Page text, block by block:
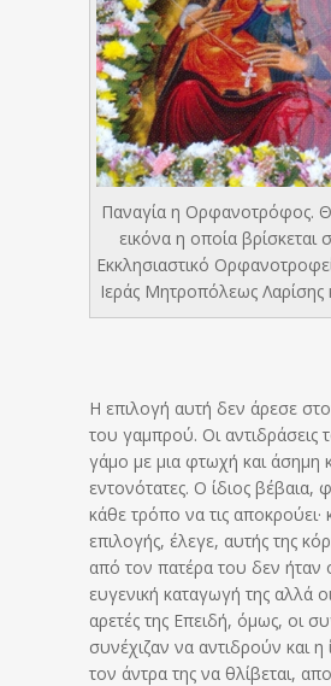
Παναγία η Ορφανοτρόφος.
εικόνα η οποία βρίσκεται
Εκκλησιαστικό
Ιεράς Μητροπόλεως
Η επιλογή αυτή δεν άρεσε
του γαμπρού. Οι αντιδράσεις
γάμο με μια φτωχή και άσημη
εντονότατες. Ο ίδιος βέβαια,
κάθε τρόπο να τις αποκρούει·
επιλογής, έλεγε, αυτής της
από τον πατέρα του δεν ήταν
ευγενική καταγωγή της αλλά
αρετές της Επειδή, όμως, οι
συνέχιζαν να αντιδρούν και η
τον άντρα της να θλίβεται,